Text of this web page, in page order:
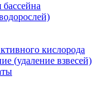
кислорода
(удаление взвесей)